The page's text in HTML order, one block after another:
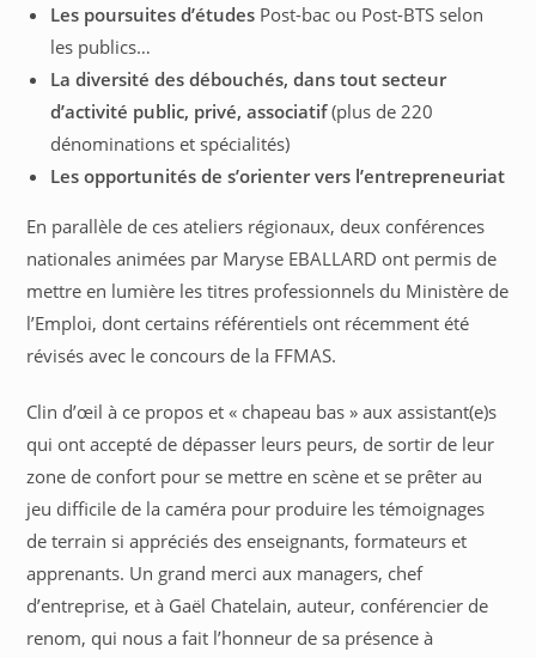
Les poursuites d’études Post-bac ou Post-BTS selon
les publics…
La diversité des débouchés, dans tout secteur
d’activité public, privé, associatif(plus de 220
dénominations et spécialités)
Les opportunités de s’orienter vers l’entrepreneuriat
En parallèle de ces ateliers régionaux, deux conférences
nationales animées par Maryse EBALLARD ont permis de
mettre en lumière les titres professionnels du Ministère de
l’Emploi, dont certains référentiels ont récemment été
révisés avec le concours de la FFMAS.
Clin d’œil à ce propos et « chapeau bas » aux assistant(e)s
qui ont accepté de dépasser leurs peurs, de sortir de leur
zone de confort pour se mettre en scène et se prêter au
jeu difficile de la caméra pour produire les témoignages
de terrain si appréciés des enseignants, formateurs et
apprenants. Un grand merci aux managers, chef
d’entreprise, et à Gaël Chatelain, auteur, conférencier de
renom, qui nous a fait l’honneur de sa présence à